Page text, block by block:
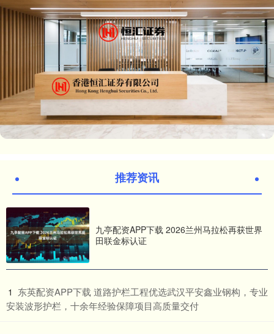
推荐资讯
九亭配资APP下载 2026兰州马拉松再获世界
田联金标认证
1 ​东英配资APP下载 道路护栏工程优选武汉平安鑫业钢构，专业
安装波形护栏，十余年经验保障项目高质量交付